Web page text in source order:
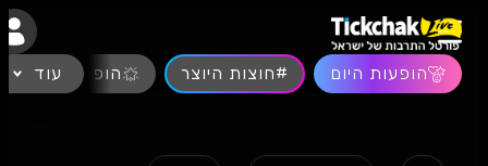
הופעות היום #חוצות היוצר הופעות חיות
עוד